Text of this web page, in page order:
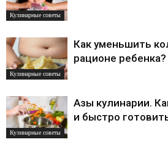
Кулинарные советы
Кулинарные советы
Как уменьшить
рационе ребенка?
Кулинарные советы
Азы кулинарии.
и быстро